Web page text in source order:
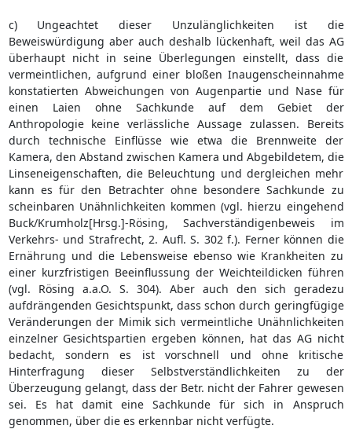
c) Ungeachtet dieser Unzulänglichkeiten ist die
Beweiswürdigung aber auch deshalb lückenhaft, weil das AG
überhaupt nicht in seine Überlegungen einstellt, dass die
vermeintlichen, aufgrund einer bloßen Inaugenscheinnahme
konstatierten Abweichungen von Augenpartie und Nase für
einen Laien ohne Sachkunde auf dem Gebiet der
Anthropologie keine verlässliche Aussage zulassen. Bereits
durch technische Einflüsse wie etwa die Brennweite der
Kamera, den Abstand zwischen Kamera und Abgebildetem, die
Linseneigenschaften, die Beleuchtung und dergleichen mehr
kann es für den Betrachter ohne besondere Sachkunde zu
scheinbaren Unähnlichkeiten kommen (vgl. hierzu eingehend
Buck/Krumholz[Hrsg.]-Rösing, Sachverständigenbeweis im
Verkehrs- und Strafrecht, 2. Aufl. S. 302 f.). Ferner können die
Ernährung und die Lebensweise ebenso wie Krankheiten zu
einer kurzfristigen Beeinflussung der Weichteildicken führen
(vgl. Rösing a.a.O. S. 304). Aber auch den sich geradezu
aufdrängenden Gesichtspunkt, dass schon durch geringfügige
Veränderungen der Mimik sich vermeintliche Unähnlichkeiten
einzelner Gesichtspartien ergeben können, hat das AG nicht
bedacht, sondern es ist vorschnell und ohne kritische
Hinterfragung dieser Selbstverständlichkeiten zu der
Überzeugung gelangt, dass der Betr. nicht der Fahrer gewesen
sei. Es hat damit eine Sachkunde für sich in Anspruch
genommen, über die es erkennbar nicht verfügte.